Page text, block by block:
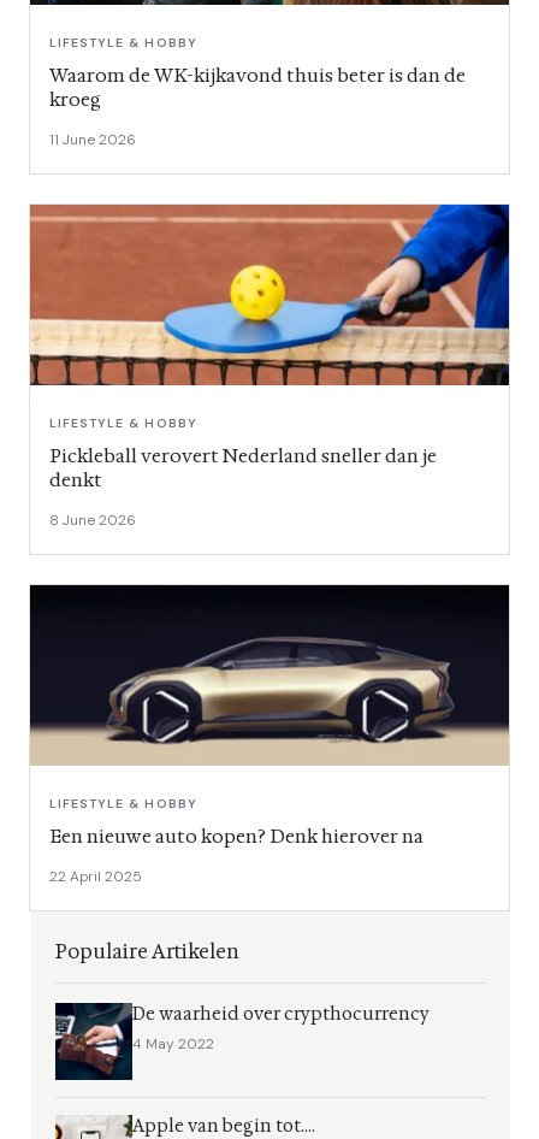
LIFESTYLE & HOBBY
Waarom de WK-kijkavond thuis beter is dan de
kroeg
11 June 2026
LIFESTYLE & HOBBY
Pickleball verovert Nederland sneller dan je
denkt
8 June 2026
LIFESTYLE & HOBBY
Een nieuwe auto kopen? Denk hierover na
22 April 2025
Populaire Artikelen
De waarheid over crypthocurrency
4 May 2022
Apple van begin tot....